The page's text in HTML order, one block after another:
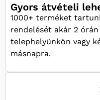
Gyors átvételi
1000+ terméket
rendelését akár 2
telephelyünkön vagy
másnapra.